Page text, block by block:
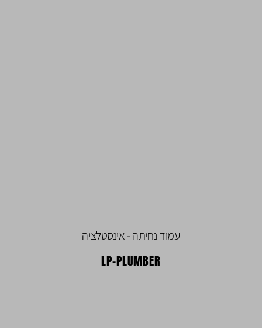
עמוד נחיתה - אינסטלציה
LP-PLUMBER